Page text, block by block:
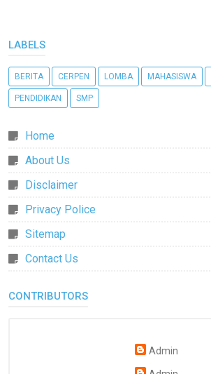
LABELS
BERITA CERPEN LOMBA MAHASISWA
PENDIDIKAN SMP
Home
About Us
Disclaimer
Privacy Police
Sitemap
Contact Us
CONTRIBUTORS
Admin